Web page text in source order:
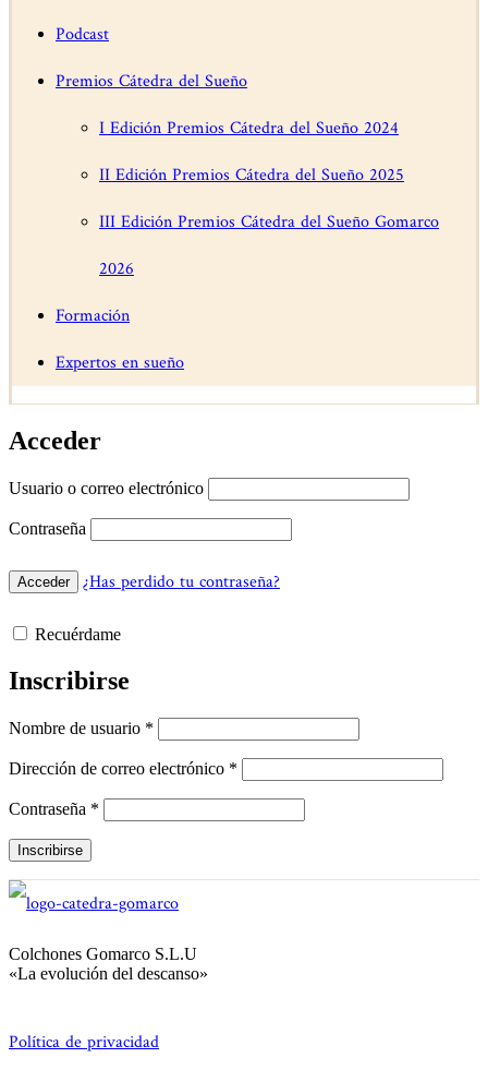
Podcast
Premios Cátedra del Sueño
I Edición Premios Cátedra del Sueño 2024
II Edición Premios Cátedra del Sueño 2025
III Edición Premios Cátedra del Sueño Gomarco
2026
Formación
Expertos en sueño
Acceder
Usuario o correo electrónico
Contraseña
¿Has perdido tu contraseña?
Recuérdame
Inscribirse
Nombre de usuario *
Dirección de correo electrónico *
Contraseña *
Colchones Gomarco S.L.U
«La evolución del descanso»
Política de privacidad